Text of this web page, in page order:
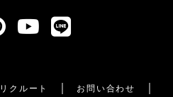
リクルート
お問い合わせ